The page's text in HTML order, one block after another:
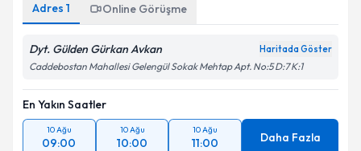
kapsamda işlenmesini kabul ediyorum.
Takvim Talebini Gönder
Adres 1 Online Görüşme
Dyt. Gülden Gürkan Avkan Haritada Göster
Caddebostan Mahallesi Gelengül Sokak Mehtap Apt. No:5 D:7 K:1
En Yakın Saatler
10 Ağu
09:00
10 Ağu
10:00
10 Ağu
11:00 Daha Fazla